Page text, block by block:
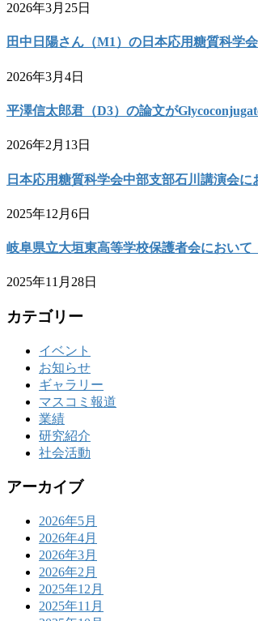
2026年3月25日
田中日陽さん（M1）の日本応用糖質科学
2026年3月4日
平澤信太郎君（D3）の論文が
2026年2月13日
日本応用糖質科学会中部支部石川講演会
2025年12月6日
岐阜県立大垣東高等学校保護者会におい
2025年11月28日
カテゴリー
イベント
お知らせ
ギャラリー
マスコミ報道
業績
研究紹介
社会活動
アーカイブ
2026年5月
2026年4月
2026年3月
2026年2月
2025年12月
2025年11月